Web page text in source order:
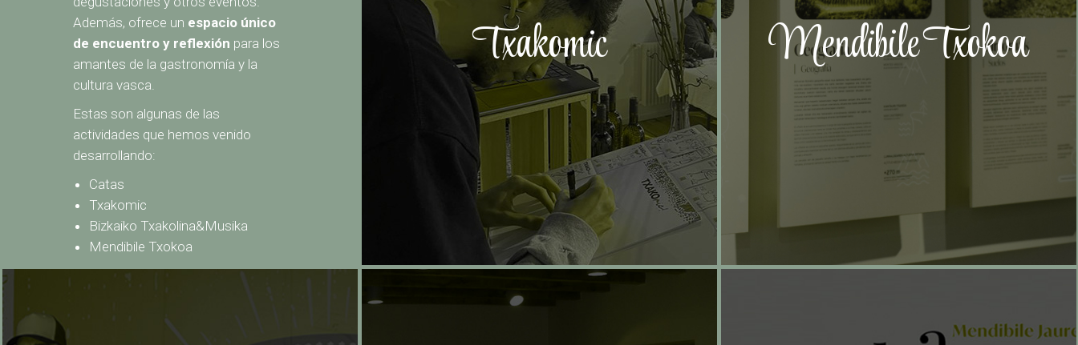
Además, ofrece un espacio único
de encuentro y reflexión para los
amantes de la gastronomía y la
cultura vasca.
Estas son algunas de las
actividades que hemos venido
desarrollando:
Catas
Txakomic
Bizkaiko Txakolina&Musika
Mendibile Txokoa
Txakomic Mendibile Txokoa